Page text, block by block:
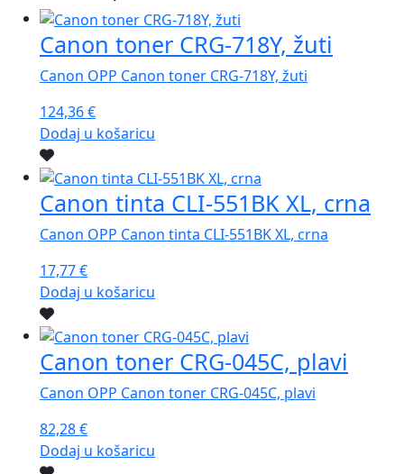
Canon toner CRG-718Y, žuti
Canon OPP Canon toner CRG-718Y, žuti
124,36€
Dodaj u košaricu
Canon tinta CLI-551BK XL, crna
Canon OPP Canon tinta CLI-551BK XL, crna
17,77€
Dodaj u košaricu
Canon toner CRG-045C, plavi
Canon OPP Canon toner CRG-045C, plavi
82,28€
Dodaj u košaricu